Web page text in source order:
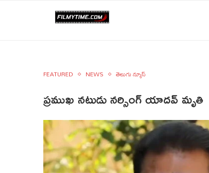
FEATURED NEWS తెలుగు న్యూస్
ప్రముఖ నటుడు నర్సింగ్‌ యాదవ్ మృతి